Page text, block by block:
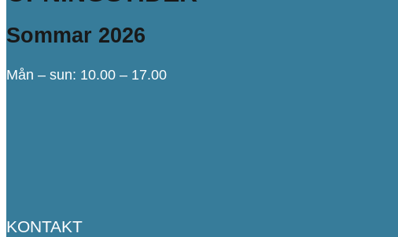
Sommar 2026
Mån – sun: 10.00 – 17.00
KONTAKT